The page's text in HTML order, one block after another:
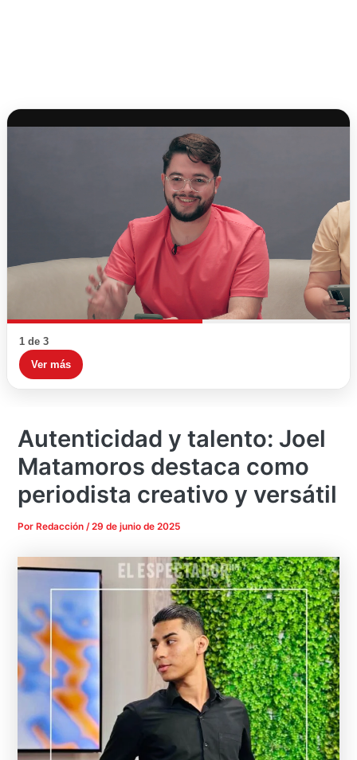
1 de 3
Ver más
Autenticidad y talento: Joel
Matamoros destaca como
periodista creativo y versátil
Por Redacción/29 de junio de 2025